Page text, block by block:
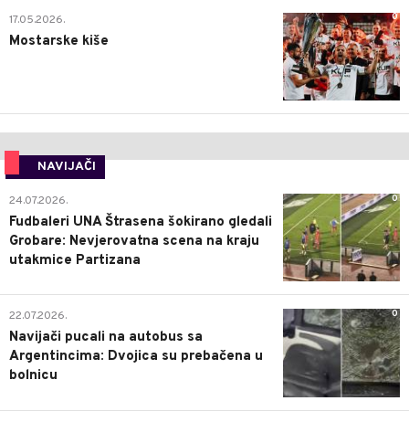
0
17.05.2026.
Mostarske kiše
NAVIJAČI
0
24.07.2026.
Fudbaleri UNA Štrasena šokirano gledali
Grobare: Nevjerovatna scena na kraju
utakmice Partizana
0
22.07.2026.
Navijači pucali na autobus sa
Argentincima: Dvojica su prebačena u
bolnicu